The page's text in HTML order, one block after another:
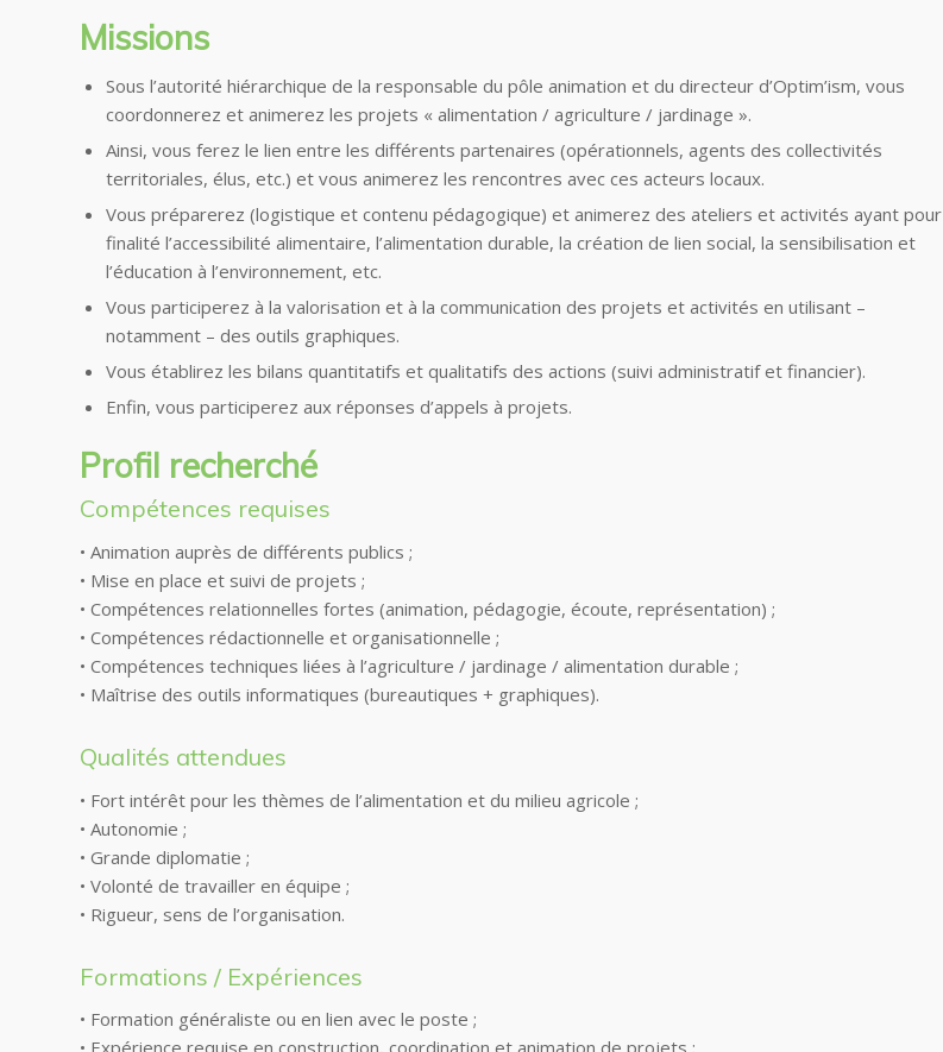
Missions
Sous l’autorité hiérarchique de la responsable du pôle animation et du directeur d’Optim’ism, vous
coordonnerez et animerez les projets « alimentation / agriculture / jardinage ».
Ainsi, vous ferez le lien entre les différents partenaires (opérationnels, agents des collectivités
territoriales, élus, etc.) et vous animerez les rencontres avec ces acteurs locaux.
Vous préparerez (logistique et contenu pédagogique) et animerez des ateliers et activités ayant pour
finalité l’accessibilité alimentaire, l’alimentation durable, la création de lien social, la sensibilisation et
l’éducation à l’environnement, etc.
Vous participerez à la valorisation et à la communication des projets et activités en utilisant –
notamment – des outils graphiques.
Vous établirez les bilans quantitatifs et qualitatifs des actions (suivi administratif et financier).
Enfin, vous participerez aux réponses d’appels à projets.
Profil recherché
Compétences requises
• Animation auprès de différents publics ;
• Mise en place et suivi de projets ;
• Compétences relationnelles fortes (animation, pédagogie, écoute, représentation) ;
• Compétences rédactionnelle et organisationnelle ;
• Compétences techniques liées à l’agriculture / jardinage / alimentation durable ;
• Maîtrise des outils informatiques (bureautiques + graphiques).
Qualités attendues
• Fort intérêt pour les thèmes de l’alimentation et du milieu agricole ;
• Autonomie ;
• Grande diplomatie ;
• Volonté de travailler en équipe ;
• Rigueur, sens de l’organisation.
Formations / Expériences
• Formation généraliste ou en lien avec le poste ;